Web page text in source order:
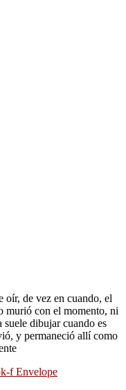
oír, de vez en cuando, el
murió con el momento, ni
dibujar cuando es
y permaneció allí como
f Envelope